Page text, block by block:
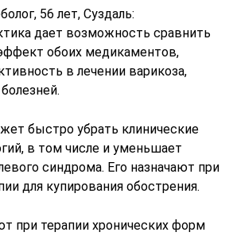
56 лет, Суздаль:
дает возможность сравнить
обоих медикаментов,
в лечении варикоза,
быстро убрать клинические
в том числе и уменьшает
синдрома. Его назначают при
для купирования обострения.
при терапии хронических форм